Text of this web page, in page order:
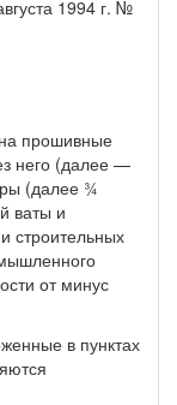
1994 г. №
прошивные
него (далее —
(далее ¾
ваты и
строительных
от минус
в пунктах